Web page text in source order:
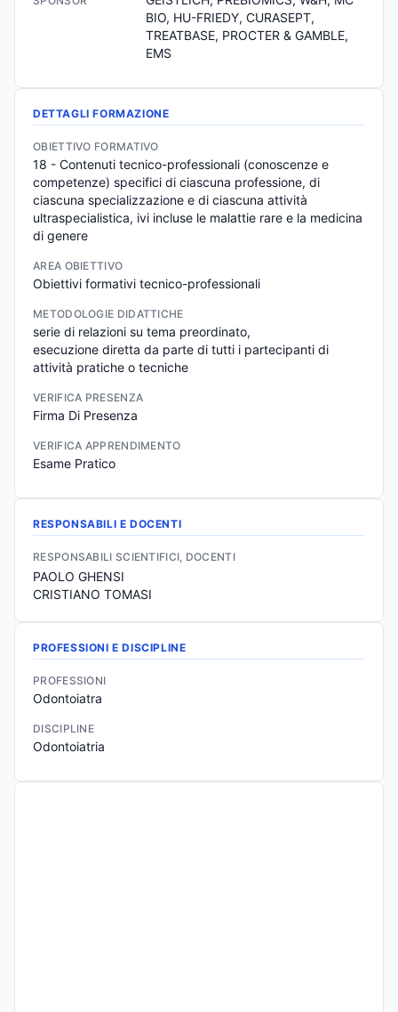
BIO, HU-FRIEDY, CURASEPT,
TREATBASE, PROCTER & GAMBLE,
EMS
DETTAGLI FORMAZIONE
OBIETTIVO FORMATIVO
18 - Contenuti tecnico-professionali (conoscenze e
competenze) specifici di ciascuna professione, di
ciascuna specializzazione e di ciascuna attività
ultraspecialistica, ivi incluse le malattie rare e la medicina
di genere
AREA OBIETTIVO
Obiettivi formativi tecnico-professionali
METODOLOGIE DIDATTICHE
serie di relazioni su tema preordinato,
esecuzione diretta da parte di tutti i partecipanti di
attività pratiche o tecniche
VERIFICA PRESENZA
Firma Di Presenza
VERIFICA APPRENDIMENTO
Esame Pratico
RESPONSABILI E DOCENTI
RESPONSABILI SCIENTIFICI, DOCENTI
PAOLO GHENSI
CRISTIANO TOMASI
PROFESSIONI E DISCIPLINE
PROFESSIONI
Odontoiatra
DISCIPLINE
Odontoiatria